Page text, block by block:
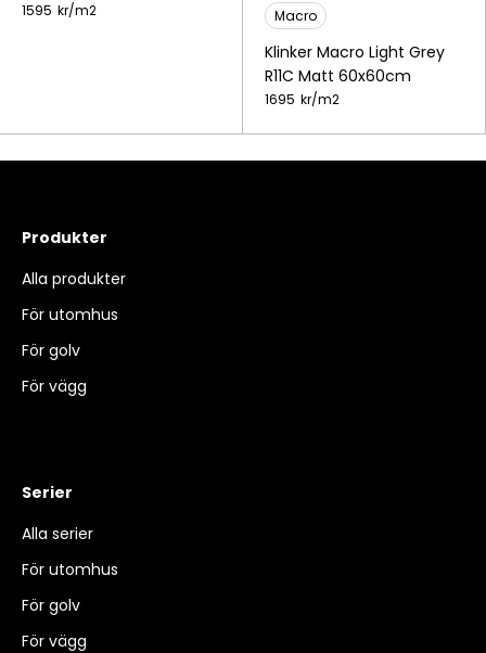
1595 kr/m2 Macro
Klinker Macro Light Grey
R11C Matt 60x60cm
1695 kr/m2
Produkter
Alla produkter
För utomhus
För golv
För vägg
Serier
Alla serier
För utomhus
För golv
För vägg